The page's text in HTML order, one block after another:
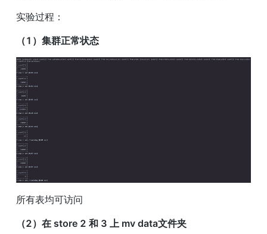
实验过程：
（1）集群正常状态
所有表均可访问
（2）在 store 2 和 3 上 mv data文件夹